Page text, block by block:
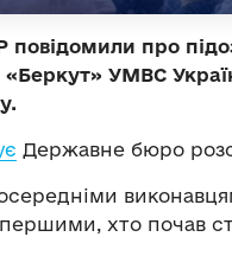
повідомили про
«Беркут» УМВС
Державне бюро
хто почав